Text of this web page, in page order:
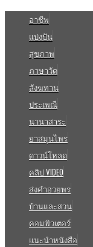
อาชีพ
แบ่งปัน
สุขภาพ
ภาษาวัด
สังฆทาน
ประเพณี
นานาสาระ
ยาสมุนไพร
ดาวน์โหลด
คลิป VIDEO
ส่งคำอวยพร
บ้านและสวน
คอมพิวเตอร์
แนะนำหนังสือ